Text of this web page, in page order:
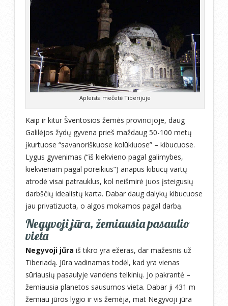
Apleista mečetė Tiberijuje
Kaip ir kitur Šventosios žemės provincijoje, daug
Galilėjos žydų gyvena prieš maždaug 50-100 metų
įkurtuose “savanoriškuose kolūkiuose” – kibucuose.
Lygus gyvenimas (“iš kiekvieno pagal galimybes,
kiekvienam pagal poreikius”) anapus kibucų vartų
atrodė visai patrauklus, kol neišmirė juos įsteigusių
darbščių idealistų karta. Dabar daug dalykų kibucuose
jau privatizuota, o algos mokamos pagal darbą.
Negyvoji jūra, žemiausia pasaulio
vieta
Negyvoji jūra iš tikro yra ežeras, dar mažesnis už
Tiberiadą. Jūra vadinamas todėl, kad yra vienas
sūriausių pasaulyje vandens telkinių. Jo pakrantė –
žemiausia planetos sausumos vieta. Dabar ji 431 m
žemiau jūros lygio ir vis žemėja, mat Negyvoji jūra